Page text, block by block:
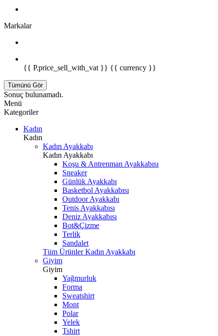
Markalar
{{ P.price_sell_with_vat }} {{ currency }}
Tümünü Gör
Sonuç bulunamadı.
Menü
Kategoriler
Kadın
Kadın
Kadın Ayakkabı
Kadın Ayakkabı
Koşu & Antrenman Ayakkabısı
Sneaker
Günlük Ayakkabı
Basketbol Ayakkabısı
Outdoor Ayakkabı
Tenis Ayakkabısı
Deniz Ayakkabısı
Bot&Çizme
Terlik
Sandalet
Tüm Ürünler Kadın Ayakkabı
Giyim
Giyim
Yağmurluk
Forma
Sweatshirt
Mont
Polar
Yelek
Tshirt